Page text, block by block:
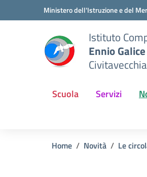
Vai ai contenuti
Vai al menu di navigazioneMinistero dell'Istruzione e del
Istituto
Ennio Galice
Scuola Servizi
Home Novità Le